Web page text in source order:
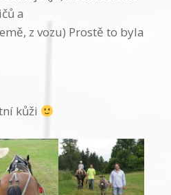
a
z vozu) Prostě to byla
kůži